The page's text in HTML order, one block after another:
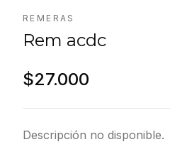
REMERAS
Rem acdc
$27.000
Descripción no disponible.